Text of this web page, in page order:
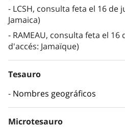
LCSH, consulta feta el 16 de
Jamaica)
RAMEAU, consulta feta el
d'accés: Jamaïque)
Tesauro
Nombres geográficos
Microtesauro